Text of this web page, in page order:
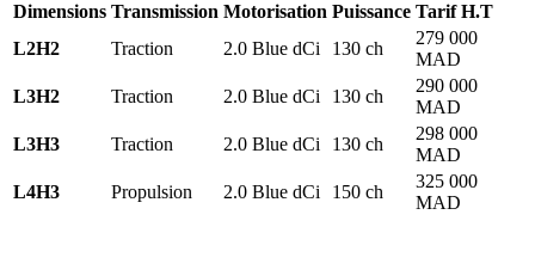
Dimensions Transmission Motorisation Puissance Tarif H.T
L2H2
Traction 2.0 Blue dCi 130 ch
279 000
MAD
L3H2
Traction 2.0 Blue dCi 130 ch
290 000
MAD
L3H3
Traction 2.0 Blue dCi 130 ch
298 000
MAD
L4H3
Propulsion 2.0 Blue dCi 150 ch
325 000
MAD